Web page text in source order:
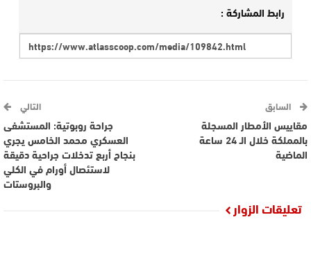
رابط المشاركة :
السابق
مقاييس الأمطار المسجلة
بالمملكة خلال الـ 24 ساعة
الماضية
التالي
جراحة روبوتية: المستشفى
العسكري محمد الخامس يجري
بنجاح أربع تدخلات جراحية دقيقة
لاستئصال أورام في الكلي
والبروستات
تعليقات الزوار